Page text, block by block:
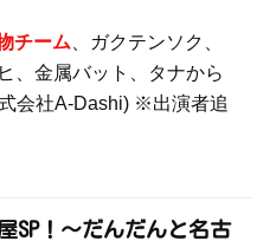
チーム 、ガクテンソク、
、金属バット、タナから
会社A-Dashi) ※出演者追
SP！～だんだんと名古